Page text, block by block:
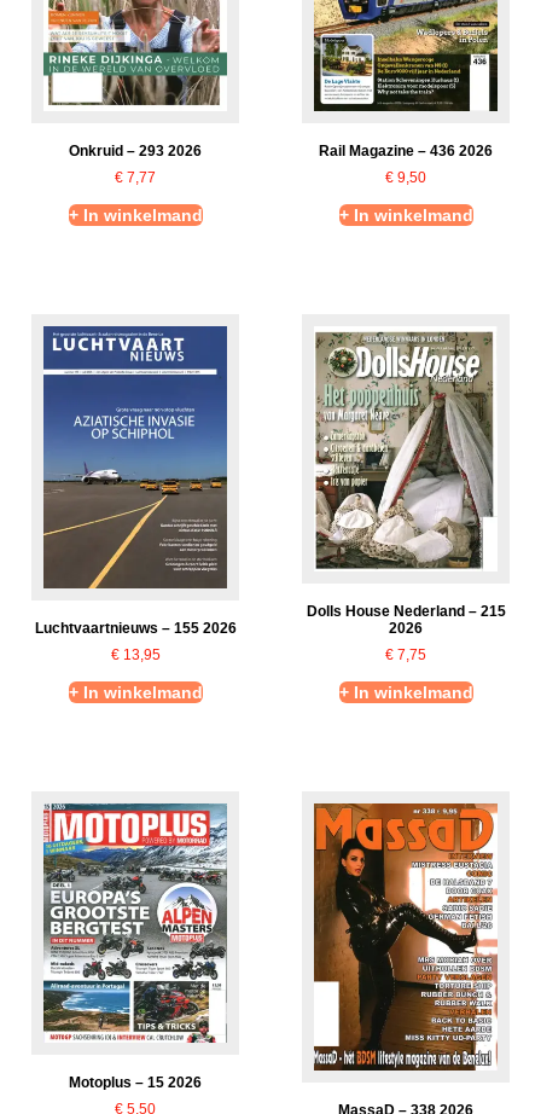
Onkruid – 293 2026
€ 7,77
+ In winkelmand
Rail Magazine – 436 2026
€ 9,50
+ In winkelmand
Luchtvaartnieuws – 155 2026
€13,95
+ In winkelmand
Dolls House Nederland – 215
2026
€ 7,75
+ In winkelmand
Motoplus – 15 2026
€ 5,50
MassaD – 338 2026